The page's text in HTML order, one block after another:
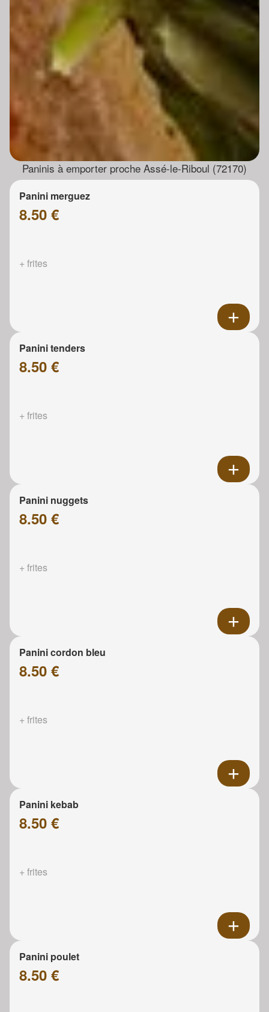
Paninis à emporter proche Assé-le-Riboul (72170)
Panini merguez
8.50 €
+ frites
Panini tenders
8.50 €
+ frites
Panini nuggets
8.50 €
+ frites
Panini cordon bleu
8.50 €
+ frites
Panini kebab
8.50 €
+ frites
Panini poulet
8.50 €